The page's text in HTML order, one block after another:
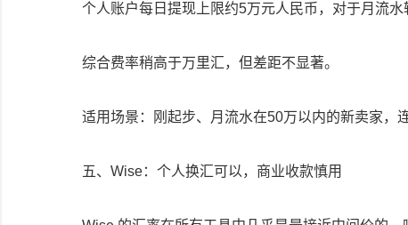
个人账户每日提现上限约5万元人民币，对于月流水
综合费率稍高于万里汇，但差距不显著。
适用场景：刚起步、月流水在50万以内的新卖家，
五、Wise：个人换汇可以，商业收款慎用